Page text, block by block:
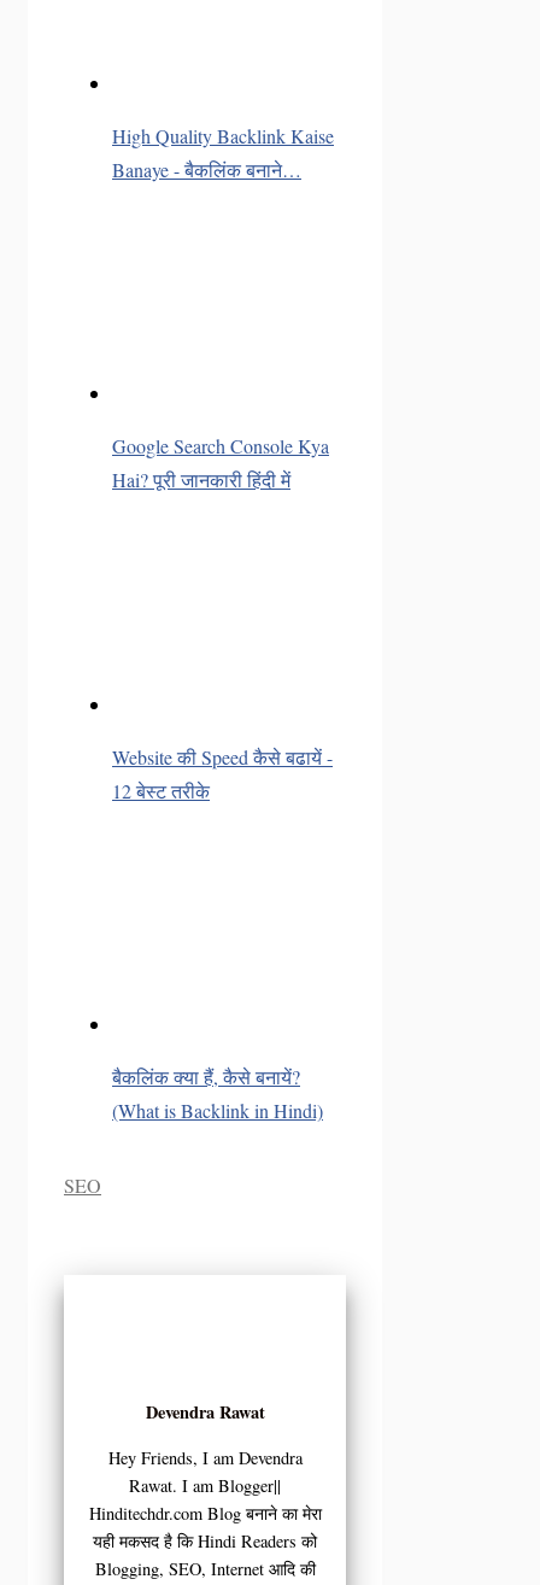
High Quality Backlink Kaise
Banaye - बैकलिंक बनाने…
Google Search Console Kya
Hai? पूरी जानकारी हिंदी में
Website की Speed कैसे बढायें -
12 बेस्ट तरीके
बैकलिंक क्या हैं, कैसे बनायें?
(What is Backlink in Hindi)
Categories
SEO
Devendra Rawat
Hey Friends, I am Devendra
Rawat. I am Blogger||
Hinditechdr.com Blog बनाने का मेरा
यही मकसद है कि Hindi Readers को
Blogging, SEO, Internet आदि की